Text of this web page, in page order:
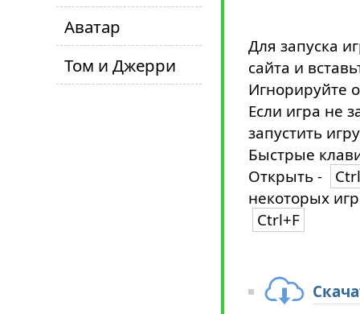
Аватар
Том и Джерри
Для запуска
сайта и
Игнорируйте
Если игра не
запустить
Быстрые
Открыть -
некоторых
Ctrl+F